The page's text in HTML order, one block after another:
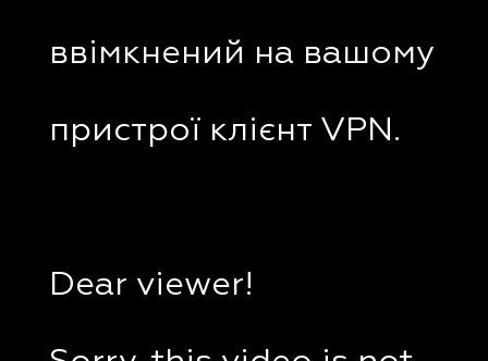
ввімкнений на вашому
пристрої клієнт VPN.
Dear viewer!